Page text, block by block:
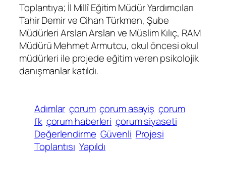
Toplantıya; İl Millî Eğitim Müdür Yardımcıları
Tahir Demir ve Cihan Türkmen, Şube
Müdürleri Arslan Arslan ve Müslim Kılıç, RAM
Müdürü Mehmet Armutcu, okul öncesi okul
müdürleri ile projede eğitim veren psikolojik
danışmanlar katıldı.
Adımlar çorum çorum asayiş çorum
fk çorum haberleri çorum siyaseti
Değerlendirme Güvenli Projesi
Toplantısı Yapıldı